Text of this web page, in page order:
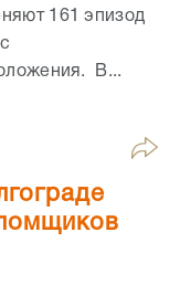
161 эпизод
В...